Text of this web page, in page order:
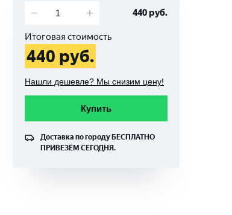
440руб.
Итоговая стоимость
440 руб.
Нашли дешевле? Мы снизим цену!
Купить
Доставка по городу БЕСПЛАТНО
ПРИВЕЗЁМ СЕГОДНЯ.